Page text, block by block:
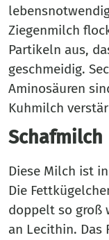
Ziegenmilch
Partikeln aus,
geschmeidig.
Aminosäuren
Kuhmilch
Schafmilch
Diese Milch ist
Die
doppelt so groß
an Lecithin. Das